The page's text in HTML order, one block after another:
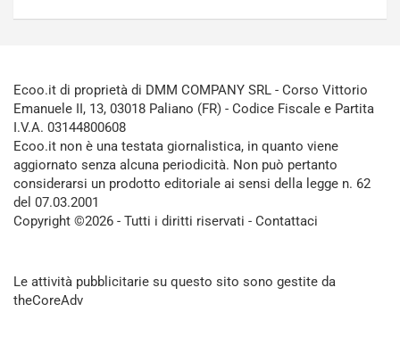
Ecoo.it di proprietà di DMM COMPANY SRL - Corso Vittorio
Emanuele II, 13, 03018 Paliano (FR) - Codice Fiscale e Partita
I.V.A. 03144800608
Ecoo.it non è una testata giornalistica, in quanto viene
aggiornato senza alcuna periodicità. Non può pertanto
considerarsi un prodotto editoriale ai sensi della legge n. 62
del 07.03.2001
Copyright ©2026 - Tutti i diritti riservati - Contattaci
Le attività pubblicitarie su questo sito sono gestite da
theCoreAdv